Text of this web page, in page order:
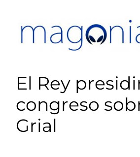
contenido
El Rey
congreso
Grial